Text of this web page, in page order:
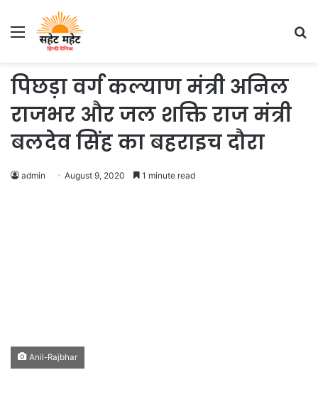
Menu
पिछड़ा वर्ग कल्याण मंत्री अनिल
राजभर और जल शक्ति राज मंत्री
बलदेव सिंह का बहराइच दौरा
admin August 9, 2020 1 minute read
Anil-Rajbhar